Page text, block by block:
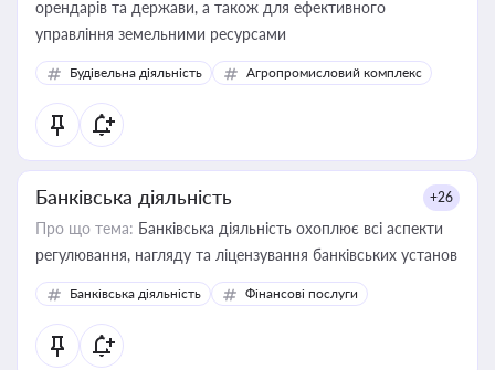
орендарів та держави, а також для ефективного
управління земельними ресурсами
Будівельна діяльність Агропромисловий комплекс
Банківська діяльність +26
Про що тема: Банківська діяльність охоплює всі аспекти
регулювання, нагляду та ліцензування банківських установ
Банківська діяльність Фінансові послуги